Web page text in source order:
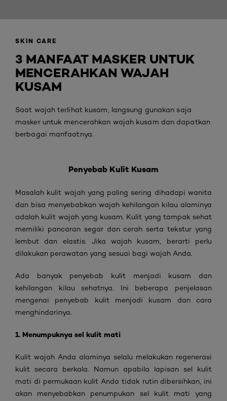
SKIN CARE
3 MANFAAT MASKER UNTUK
MENCERAHKAN WAJAH
KUSAM
Saat wajah terlihat kusam, langsung gunakan saja
masker untuk mencerahkan wajah kusam dan dapatkan
berbagai manfaatnya.
Penyebab Kulit Kusam
Masalah kulit wajah yang paling sering dihadapi wanita
dan bisa menyebabkan wajah kehilangan kilau alaminya
adalah kulit wajah yang kusam. Kulit yang tampak sehat
memiliki pancaran segar dan cerah serta tekstur yang
lembut dan elastis. Jika wajah kusam, berarti perlu
dilakukan perawatan yang sesuai bagi wajah Anda.
Ada banyak penyebab kulit menjadi kusam dan
kehilangan kilau sehatnya. Ini beberapa penjelasan
mengenai penyebab kulit menjadi kusam dan cara
menghindarinya.
1. Menumpuknya sel kulit mati
Kulit wajah Anda alaminya selalu melakukan regenerasi
kulit secara berkala. Namun apabila lapisan sel kulit
mati di permukaan kulit Anda tidak rutin dibersihkan, ini
akan menyebabkan penumpukan sel kulit mati yang